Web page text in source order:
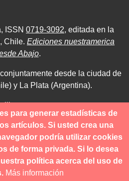
ISSN 0719-3092, editada en la
Chile. Ediciones nuestramerica
Abajo.
desde la ciudad de
y La Plata (Argentina).
a los envíos se deben realizar
para generar estadísticas de
artículos. Si usted crea una
podría utilizar cookies
de forma privada. Si lo desea
política acerca del uso de
Más información